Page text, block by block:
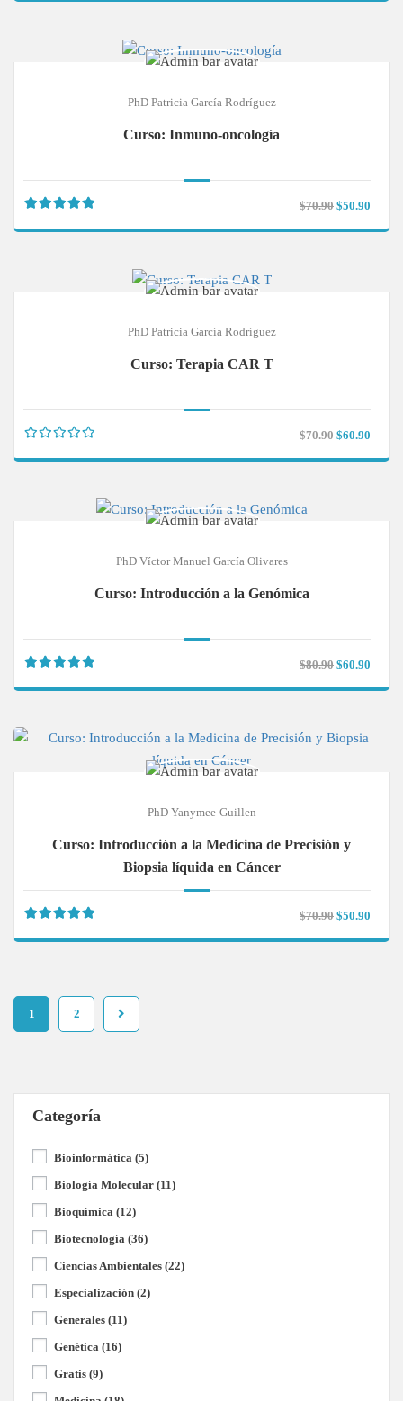
PhD Patricia García Rodríguez
Curso: Inmuno-oncología
$70.90 $50.90
PhD Patricia García Rodríguez
Curso: Terapia CAR T
$70.90 $60.90
PhD Víctor Manuel García Olivares
Curso: Introducción a la Genómica
$80.90 $60.90
PhD Yanymee-Guillen
Curso: Introducción a la Medicina de Precisión y
Biopsia líquida en Cáncer
$70.90 $50.90
1 2
Categoría
Bioinformática (5)
Biología Molecular (11)
Bioquímica (12)
Biotecnología (36)
Ciencias Ambientales (22)
Especialización (2)
Generales (11)
Genética (16)
Gratis (9)